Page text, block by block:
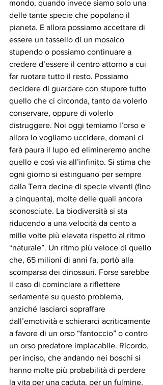
mondo, quando invece siamo solo una
delle tante specie che popolano il
pianeta. E allora possiamo accettare di
essere un tassello di un mosaico
stupendo o possiamo continuare a
credere d’essere il centro attorno a cui
far ruotare tutto il resto. Possiamo
decidere di guardare con stupore tutto
quello che ci circonda, tanto da volerlo
conservare, oppure di volerlo
distruggere. Noi oggi temiamo l’orso e
allora lo vogliamo uccidere, domani ci
farà paura il lupo ed elimineremo anche
quello e così via all’infinito. Si stima che
ogni giorno si estinguano per sempre
dalla Terra decine di specie viventi (fino
a cinquanta), molte delle quali ancora
sconosciute. La biodiversità si sta
riducendo a una velocità da cento a
mille volte più elevata rispetto al ritmo
“naturale”. Un ritmo più veloce di quello
che, 65 milioni di anni fa, portò alla
scomparsa dei dinosauri. Forse sarebbe
il caso di cominciare a riflettere
seriamente su questo problema,
anziché lasciarci sopraffare
dall’emotività e schierarci acriticamente
a favore di un orso “fantoccio” o contro
un orso predatore implacabile. Ricordo,
per inciso, che andando nei boschi si
hanno molte più probabilità di perdere
la vita per una caduta, per un fulmine,